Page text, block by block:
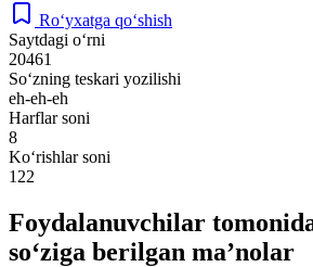
Ro‘yxatga qo‘shish
Saytdagi o‘rni
20461
So‘zning teskari yozilishi
eh-eh-eh
Harflar soni
8
Ko‘rishlar soni
122
Foydalanuvchilar
so‘ziga berilgan ma’nolar